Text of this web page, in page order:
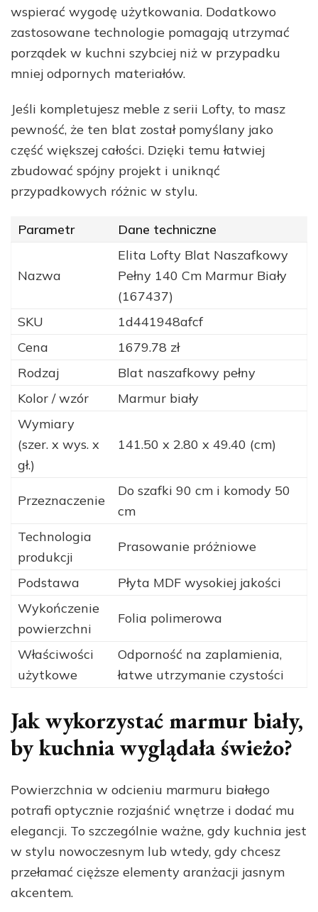
wspierać wygodę użytkowania. Dodatkowo
zastosowane technologie pomagają utrzymać
porządek w kuchni szybciej niż w przypadku
mniej odpornych materiałów.
Jeśli kompletujesz meble z serii Lofty, to masz
pewność, że ten blat został pomyślany jako
część większej całości. Dzięki temu łatwiej
zbudować spójny projekt i uniknąć
przypadkowych różnic w stylu.
Parametr Dane techniczne
Nazwa
Elita Lofty Blat Naszafkowy
Pełny 140 Cm Marmur Biały
(167437)
SKU
1d441948afcf
Cena
1679.78 zł
Rodzaj
Blat naszafkowy pełny
Kolor / wzór
Marmur biały
Wymiary
(szer. x wys. x
gł.)
141.50 x 2.80 x 49.40 (cm)
Przeznaczenie
Do szafki 90 cm i komody 50
cm
Technologia
produkcji
Prasowanie próżniowe
Podstawa
Płyta MDF wysokiej jakości
Wykończenie
powierzchni
Folia polimerowa
Właściwości
użytkowe
Odporność na zaplamienia,
łatwe utrzymanie czystości
Jak wykorzystać marmur biały,
by kuchnia wyglądała świeżo?
Powierzchnia w odcieniu marmuru białego
potrafi optycznie rozjaśnić wnętrze i dodać mu
elegancji. To szczególnie ważne, gdy kuchnia jest
w stylu nowoczesnym lub wtedy, gdy chcesz
przełamać cięższe elementy aranżacji jasnym
akcentem.